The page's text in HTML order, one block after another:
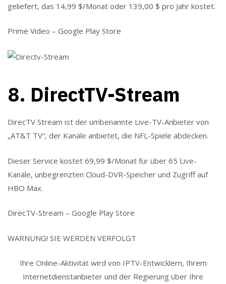
geliefert, das 14,99 $/Monat oder 139,00 $ pro Jahr kostet.
Prime Video – Google Play Store
8. DirectTV-Stream
DirecTV Stream ist der umbenannte Live-TV-Anbieter von
„AT&T TV“, der Kanäle anbietet, die NFL-Spiele abdecken.
Dieser Service kostet 69,99 $/Monat für über 65 Live-
Kanäle, unbegrenzten Cloud-DVR-Speicher und Zugriff auf
HBO Max.
DirecTV-Stream – Google Play Store
WARNUNG! SIE WERDEN VERFOLGT
Ihre Online-Aktivität wird von IPTV-Entwicklern, Ihrem
Internetdienstanbieter und der Regierung über Ihre